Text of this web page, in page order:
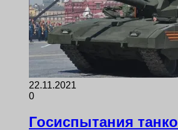
22.11.2021
0
Госиспытания